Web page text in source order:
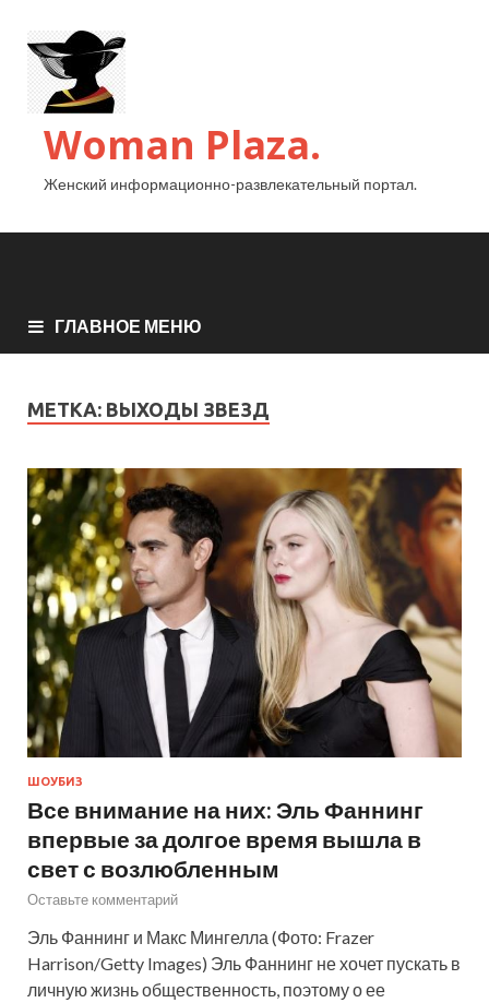
Woman Plaza.
Женский информационно-развлекательный портал.
ГЛАВНОЕ МЕНЮ
МЕТКА: ВЫХОДЫ ЗВЕЗД
ШОУБИЗ
Все внимание на них: Эль Фаннинг
впервые за долгое время вышла в
свет с возлюбленным
Оставьте комментарий
Эль Фаннинг и Макс Мингелла (Фото: Frazer
Harrison/Getty Images) Эль Фаннинг не хочет пускать в
личную жизнь общественность, поэтому о ее